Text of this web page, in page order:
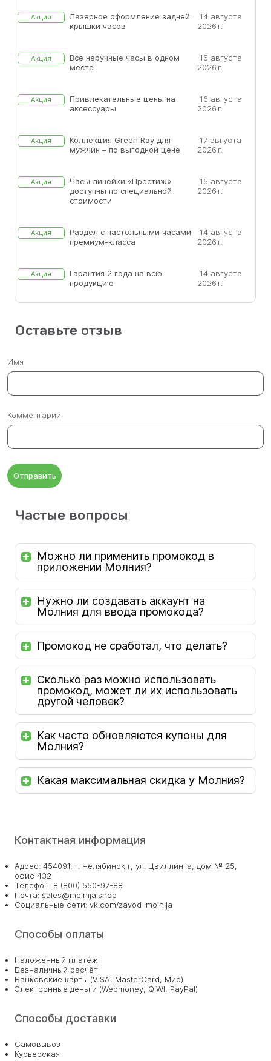
Акция
Лазерное оформление задней
крышки часов
14 августа
2026 г.
Акция
Все наручные часы в одном
месте
16 августа
2026 г.
Акция
Привлекательные цены на
аксессуары
16 августа
2026 г.
Акция
Коллекция Green Ray для
мужчин – по выгодной цене
17 августа
2026 г.
Акция
Часы линейки «Престиж»
доступны по специальной
стоимости
15 августа
2026 г.
Акция
Раздел с настольными часами
премиум-класса
14 августа
2026 г.
Акция
Гарантия 2 года на всю
продукцию
14 августа
2026 г.
Оставьте отзыв
Имя
Комментарий
Отправить
Частые вопросы
Можно ли применить промокод в
приложении Молния?
Нужно ли создавать аккаунт на
Молния для ввода промокода?
Промокод не сработал, что делать?
Сколько раз можно использовать
промокод, может ли их использовать
другой человек?
Как часто обновляются купоны для
Молния?
Какая максимальная скидка у Молния?
Контактная информация
Адрес: 454091, г. Челябинск г, ул. Цвиллинга, дом № 25,
офис 432
Телефон: 8 (800) 550-97-88
Почта: sales@molnija.shop
Социальные сети: vk.com/zavod_molnija
Способы оплаты
Наложенный платёж
Безналичный расчёт
Банковские карты (VISA, MasterCard, Мир)
Электронные деньги (Webmoney, QIWI, PayPal)
Способы доставки
Самовывоз
Курьерская